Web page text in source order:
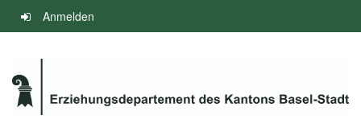
Navigation
überspringen
Anmelden